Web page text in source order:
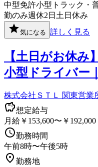
中型免許小型トラック・
勤のみ週休2日 土日休み
気になる 詳しく見る
【土日がお休み
小型ドライバー
株式会社ＳＴＬ 関東営業
想定給与
月給￥153,600〜￥192,000
勤務時間
午前8時〜午後5時
勤務地